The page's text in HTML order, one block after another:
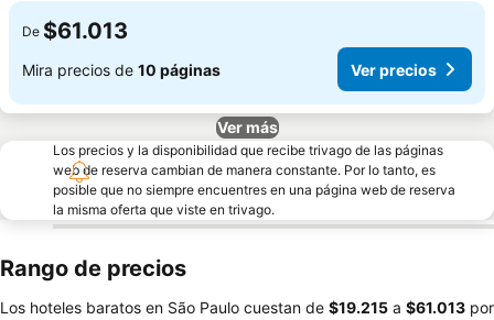
De $61.013
Mira precios de 10 páginas Ver precios
Ver más
Los precios y la disponibilidad que recibe trivago de las páginas
web de reserva cambian de manera constante. Por lo tanto, es
posible que no siempre encuentres en una página web de reserva
la misma oferta que viste en trivago.
Rango de precios
Los hoteles baratos en São Paulo cuestan de ‎$19.215 a ‎$61.013 por